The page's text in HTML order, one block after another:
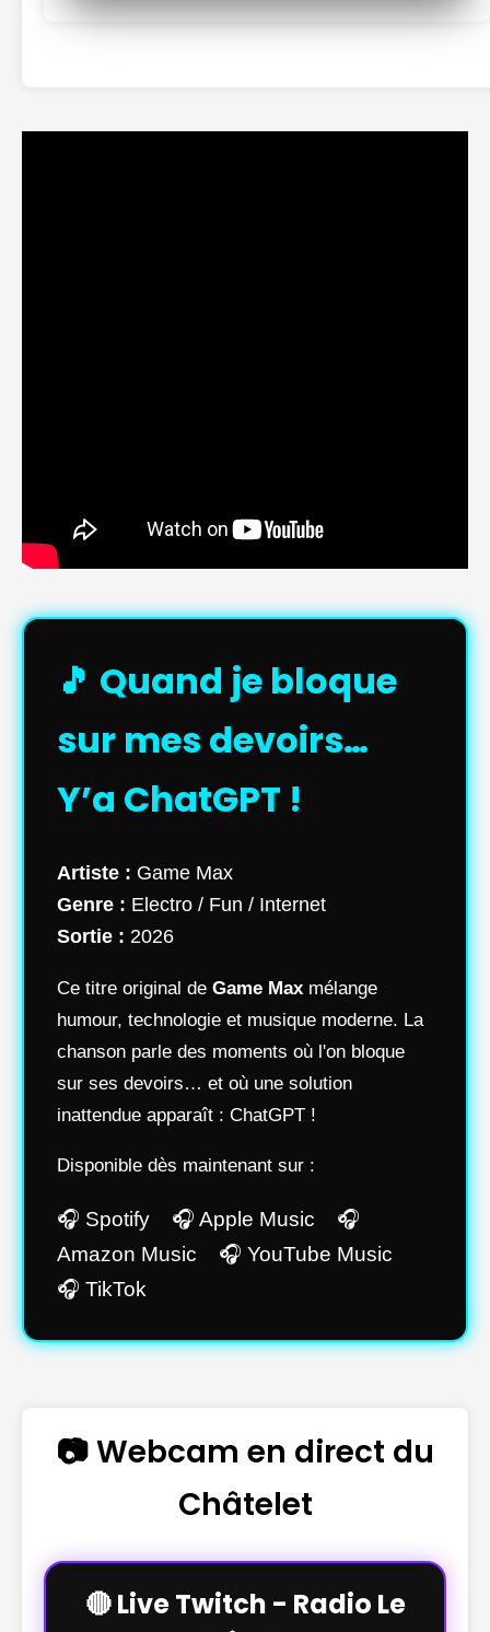
🎵 Quand je bloque
sur mes devoirs…
Y’a ChatGPT !
Artiste : Game Max
Genre : Electro / Fun / Internet
Sortie : 2026
Ce titre original de Game Max mélange
humour, technologie et musique moderne. La
chanson parle des moments où l'on bloque
sur ses devoirs… et où une solution
inattendue apparaît : ChatGPT !
Disponible dès maintenant sur :
🎧 Spotify 🎧 Apple Music 🎧
Amazon Music 🎧 YouTube Music
🎧 TikTok
📷 Webcam en direct du
Châtelet
🔴 Live Twitch - Radio Le